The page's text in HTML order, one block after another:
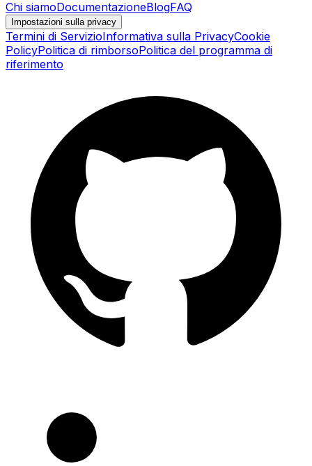
Chi siamoDocumentazioneBlogFAQ
Impostazioni sulla privacy
Termini di ServizioInformativa sulla PrivacyCookie
PolicyPolitica di rimborsoPolitica del programma di
riferimento